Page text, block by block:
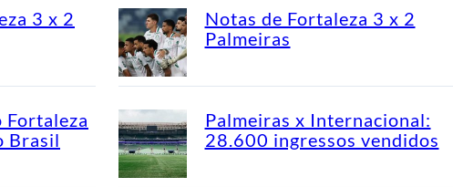
3 x 2
Notas de Fortaleza 3 x 2
Palmeiras
Fortaleza
Brasil
Palmeiras x Internacional:
28.600 ingressos vendidos